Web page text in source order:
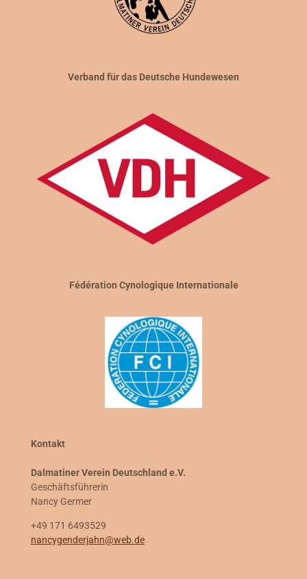
Verband für das Deutsche Hundewesen
Fédération Cynologique Internationale
Kontakt
Dalmatiner Verein Deutschland e.V.
Geschäftsführerin
Nancy Germer
+49 171 6493529
nancygenderjahn@web.de